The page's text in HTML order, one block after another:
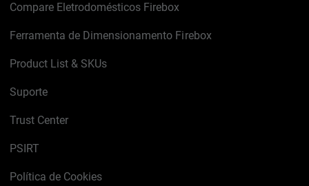
Compare Eletrodomésticos Firebox
Ferramenta de Dimensionamento Firebox
Product List & SKUs
Suporte
Trust Center
PSIRT
Política de Cookies